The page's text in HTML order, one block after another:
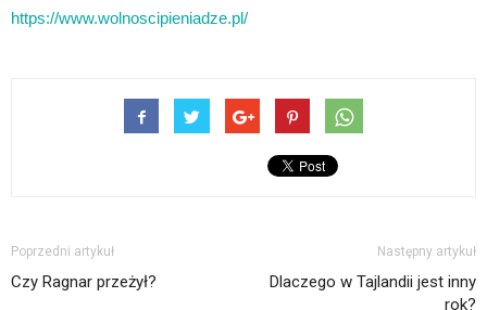
https://www.wolnoscipieniadze.pl/
Poprzedni artykuł
Czy Ragnar przeżył?
Następny artykuł
Dlaczego w Tajlandii jest inny
rok?